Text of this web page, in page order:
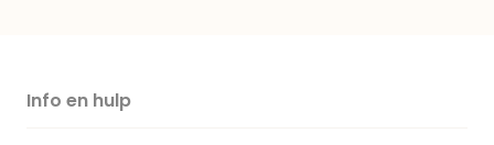
Info en hulp